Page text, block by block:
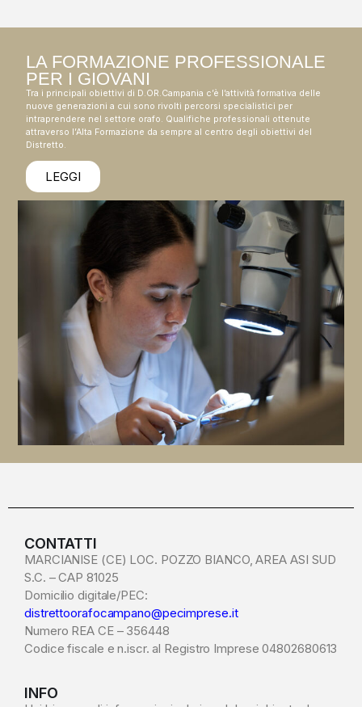
LA FORMAZIONE PROFESSIONALE
PER I GIOVANI
Tra i principali obiettivi di D.OR.Campania c’è l’attività formativa delle
nuove generazioni a cui sono rivolti percorsi specialistici per
intraprendere nel settore orafo. Qualifiche professionali ottenute
attraverso l’Alta Formazione da sempre al centro degli obiettivi del
Distretto.
LEGGI
CONTATTI
MARCIANISE (CE) LOC. POZZO BIANCO, AREA ASI SUD
S.C. – CAP 81025
Domicilio digitale/PEC:
distrettoorafocampano@pecimprese.it
Numero REA CE – 356448
Codice fiscale e n.iscr. al Registro Imprese 04802680613
INFO